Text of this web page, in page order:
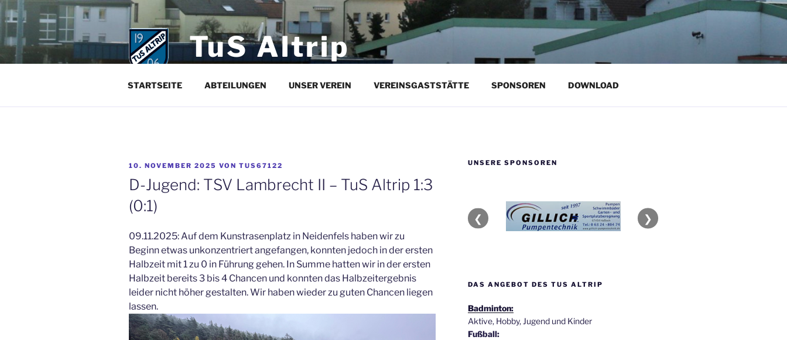
Zum
Inhalt
springen
TuS Altrip
STARTSEITE ABTEILUNGEN UNSER VEREIN VEREINSGASTSTÄTTE SPONSOREN DOWNLOAD
VERÖFFENTLICHT
AM
10. NOVEMBER 2025 VON TUS67122
D-Jugend: TSV Lambrecht II – TuS Altrip 1:3
(0:1)
09.11.2025: Auf dem Kunstrasenplatz in Neidenfels haben wir zu
Beginn etwas unkonzentriert angefangen, konnten jedoch in der ersten
Halbzeit mit 1 zu 0 in Führung gehen. In Summe hatten wir in der ersten
Halbzeit bereits 3 bis 4 Chancen und konnten das Halbzeitergebnis
leider nicht höher gestalten. Wir haben wieder zu guten Chancen liegen
lassen.
UNSERE SPONSOREN
❮ ❯
DAS ANGEBOT DES TUS ALTRIP
Badminton:
Aktive, Hobby, Jugend und Kinder
Fußball: